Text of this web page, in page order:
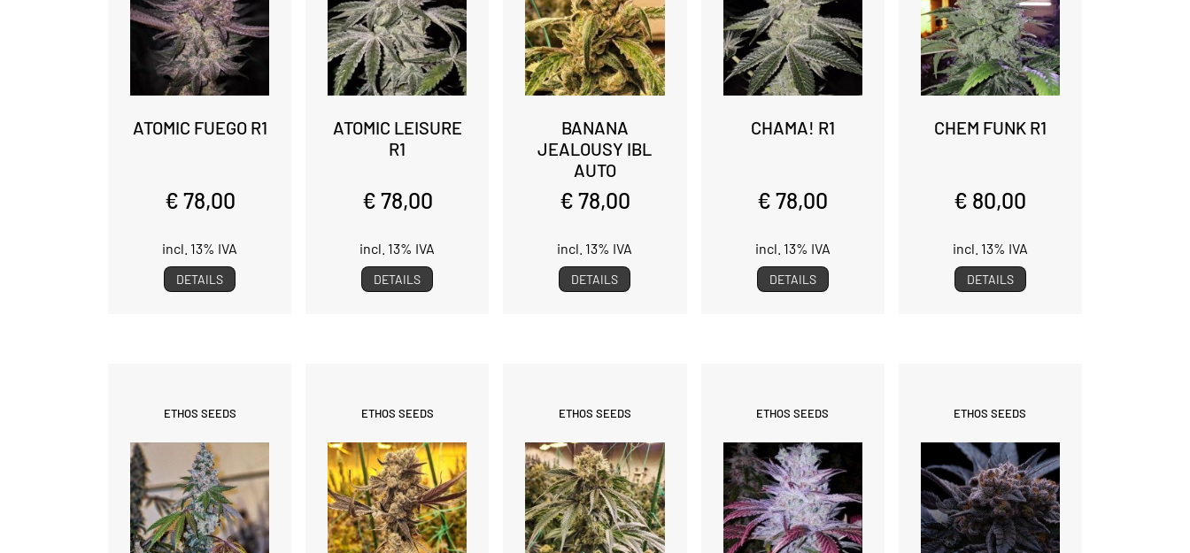
ATOMIC FUEGO R1
€ 78,00
incl. 13% IVA
DETAILS
ATOMIC LEISURE
R1
€ 78,00
incl. 13% IVA
DETAILS
BANANA
JEALOUSY IBL
AUTO
€ 78,00
incl. 13% IVA
DETAILS
CHAMA! R1
€ 78,00
incl. 13% IVA
DETAILS
CHEM FUNK R1
€ 80,00
incl. 13% IVA
DETAILS
ETHOS SEEDS ETHOS SEEDS ETHOS SEEDS ETHOS SEEDS ETHOS SEEDS